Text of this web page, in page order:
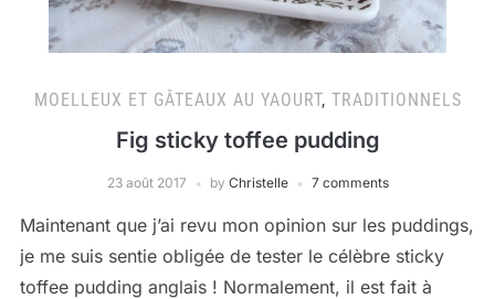
MOELLEUX ET GÂTEAUX AU YAOURT, TRADITIONNELS
Fig sticky toffee pudding
23 août 2017 by Christelle 7 comments
Maintenant que j’ai revu mon opinion sur les puddings,
je me suis sentie obligée de tester le célèbre sticky
toffee pudding anglais ! Normalement, il est fait à